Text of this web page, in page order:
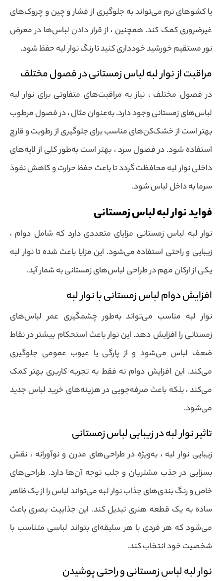
یا کشوهای نرم می‌تواند به جلوگیری از فشار و چین و چروک‌های
غیرضروری کمک کند. همچنین ، از قرار دادن لباس‌ها در معرض
نور مستقیم خورشید خودداری کنید تا رنگ نوار لبه حفظ شود.
مراقبت از نوار لبه لباس زمستانی در فصول مختلف
در فصول مختلف ، نیاز به مراقبت‌های متفاوتی برای نوار لبه
لباس‌های زمستانی وجود دارد. به‌عنوان مثال ، در فصول مرطوب
بهتر است از خشک‌کن‌های مناسب برای جلوگیری از رطوبت و قارچ
استفاده شود. در فصول سرد ، بهتر است به‌طور کلی از لایه‌های
داخلی نوار لبه محافظت گردد تا باعث حفظ حرارت و کاهش نفوذ
سرما به داخل لباس شود.
فواید نوار لبه لباس زمستانی
نوار لبه لباس زمستانی مزایای متعددی دارد که شامل دوام ،
زیبایی و راحتی استفاده می‌شود. این مزایا باعث شده تا نوار لبه
یکی از ارکان مهم در طراحی لباس‌های زمستانی به شمار آید.
افزایش دوام لباس زمستانی با نوار لبه
نوار لبه مناسب می‌تواند به‌طور چشمگیری عمر لباس‌های
زمستانی را افزایش دهد. این نوار باعث استحکام بیشتر در نقاط
ضعف لباس می‌شود و از پارگی یا عیوب عمومی جلوگیری
می‌کند. این افزایش دوام نه فقط به تجربه کاربری بهتر کمک
می‌کند ، بلکه باعث صرفه‌جویی در هزینه‌های خرید لباس جدید
می‌شود.
تاثیر نوار لبه در زیبایی لباس زمستانی
زیبایی نوار لبه ، به‌ویژه در طراحی‌های مدرن و نوآورانه ، نقش
بسزایی در جذب مشتریان و جلب توجه آن‌ها دارد. طراحی‌های
خاص و رنگ بندی‌های جذاب نوار لبه می‌تواند لباس را از یک ظاهر
ساده به یک قطعه هنری تبدیل کند. این جذابیت بصری باعث
می‌شود که هر فردی با هر سلیقه‌ای بتواند لباسی متناسب با
شخصیت خود انتخاب کند.
نوار لبه لباس زمستانی و راحتی پوشیدن